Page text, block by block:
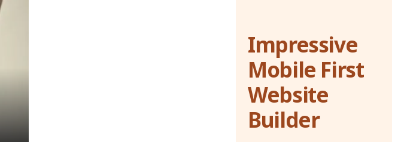
Impressive
Mobile First
Website
Builder